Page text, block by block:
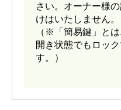
さい。オーナー様
けはいたしません。
（※「簡易鍵」と
開き状態でもロッ
す。）